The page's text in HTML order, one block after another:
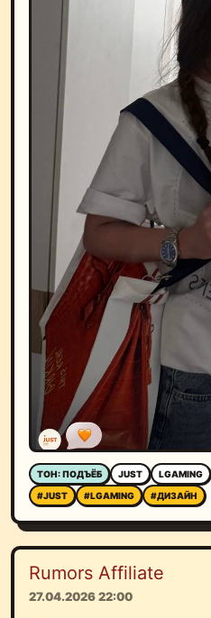
ТОН: ПОДЪЁБ JUST LGAMING
#JUST
#LGAMING #ДИЗАЙН
Rumors Affiliate
27.04.2026 22:00